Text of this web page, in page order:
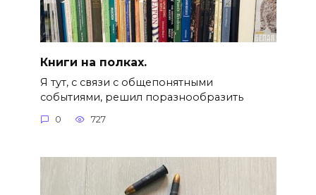
Книги на полках.
Я тут, с связи с общепонятными
событиями, решил поразнообразить
0 727